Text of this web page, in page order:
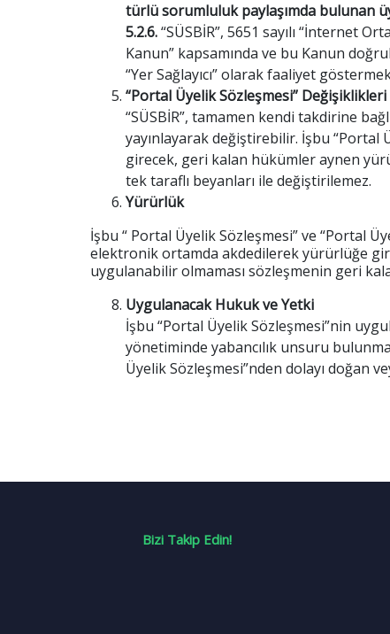
türlü sorumluluk paylaşımda bulunan
5.2.6.“SÜSBİR”, 5651 sayılı “İnternet
Kanun” kapsamında ve bu Kanun
“Yer Sağlayıcı” olarak faaliyet
“Portal Üyelik Sözleşmesi” Değişiklikleri
“SÜSBİR”, tamamen kendi takdirine
yayınlayarak değiştirebilir. İşbu “Portal
girecek, geri kalan hükümler aynen
tek taraflı beyanları ile değiştirilemez.
Yürürlük
İşbu “ Portal Üyelik Sözleşmesi” ve “Portal
elektronik ortamda akdedilerek yürürlüğe
uygulanabilir olmaması sözleşmenin geri
Uygulanacak Hukuk ve Yetki
İşbu “Portal Üyelik Sözleşmesi”nin
yönetiminde yabancılık unsuru
Üyelik Sözleşmesi”nden dolayı doğan
Bizi Takip Edin!